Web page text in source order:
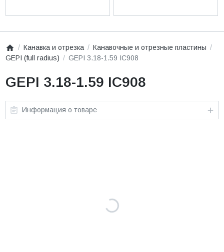
Канавка и отрезка
Канавочные и отрезные пластины
GEPI (full radius)
GEPI 3.18-1.59 IC908
GEPI 3.18-1.59 IC908
Информация о товаре